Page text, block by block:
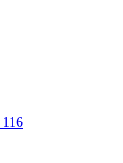
116